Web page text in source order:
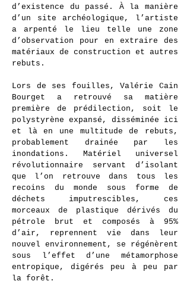
d’existence du passé. À la manière
d’un site archéologique, l’artiste
a arpenté le lieu telle une zone
d’observation pour en extraire des
matériaux de construction et autres
rebuts.
Lors de ses fouilles, Valérie Cain
Bourget a retrouvé sa matière
première de prédilection, soit le
polystyrène expansé, disséminée ici
et là en une multitude de rebuts,
probablement drainée par les
inondations. Matériel universel
révolutionnaire servant d’isolant
que l’on retrouve dans tous les
recoins du monde sous forme de
déchets imputrescibles, ces
morceaux de plastique dérivés du
pétrole brut et composés à 95%
d’air, reprennent vie dans leur
nouvel environnement, se régénèrent
sous l’effet d’une métamorphose
entropique, digérés peu à peu par
la forêt.